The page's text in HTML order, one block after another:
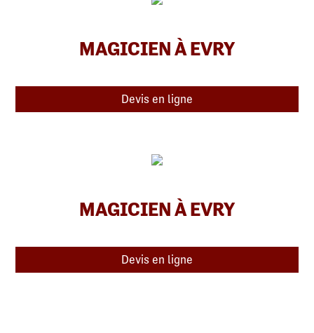
MAGICIEN À EVRY
Devis en ligne
MAGICIEN À EVRY
Devis en ligne